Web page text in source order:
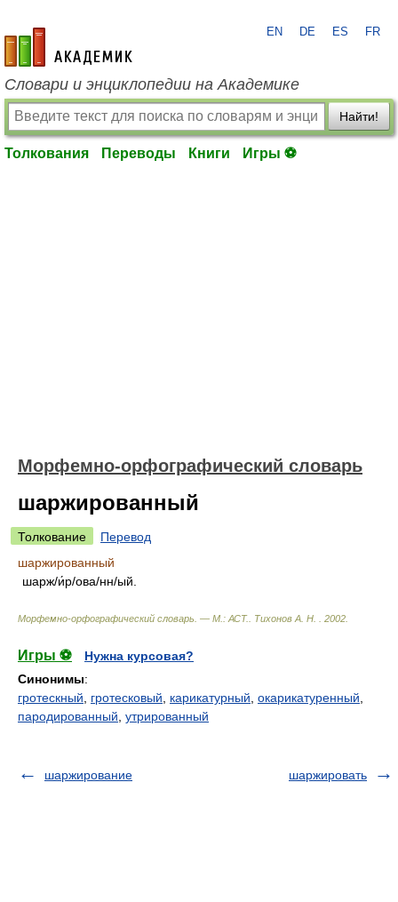
academic.ru
EN DE ES FR
Словари и энциклопедии на Академике
Найти!
Толкования Переводы Книги Игры ⚽
Морфемно-орфографический словарь
шаржированный
Толкование
Перевод
шаржированный
шарж/и́р/ова/нн/ый.
Морфемно-орфографический словарь. — М.: АСТ. Тихонов А. Н. 2002
Игры ⚽
Нужна курсовая?
Синонимы:
гротескный
гротесковый карикатурный окарикатуренный
пародированный утрированный
шаржирование шаржировать